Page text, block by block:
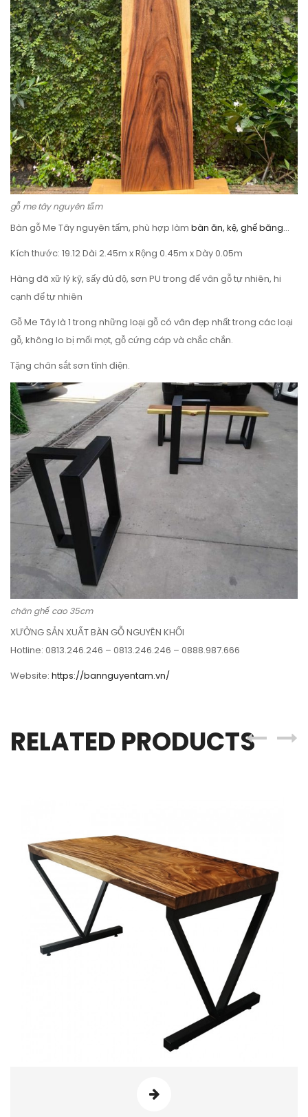
gỗ me tây nguyên tấm
Bàn gỗ Me Tây nguyên tấm, phù hợp làm bàn ăn, kệ, ghế băng…
Kích thước: 19.12 Dài 2.45m x Rộng 0.45m x Dày 0.05m
Hàng đã xữ lý kỹ, sấy đủ độ, sơn PU trong để vân gỗ tự nhiên, hi
cạnh để tự nhiên
Gỗ Me Tây là 1 trong những loại gỗ có vân đẹp nhất trong các loại
gỗ, không lo bị mối mọt, gỗ cứng cáp và chắc chắn.
Tặng chân sắt sơn tĩnh điện.
chân ghế cao 35cm
XƯỞNG SẢN XUẤT BÀN GỖ NGUYÊN KHỐI
Hotline: 0813.246.246 – 0813.246.246 – 0888.987.666
Website: https://bannguyentam.vn/
RELATED PRODUCTS